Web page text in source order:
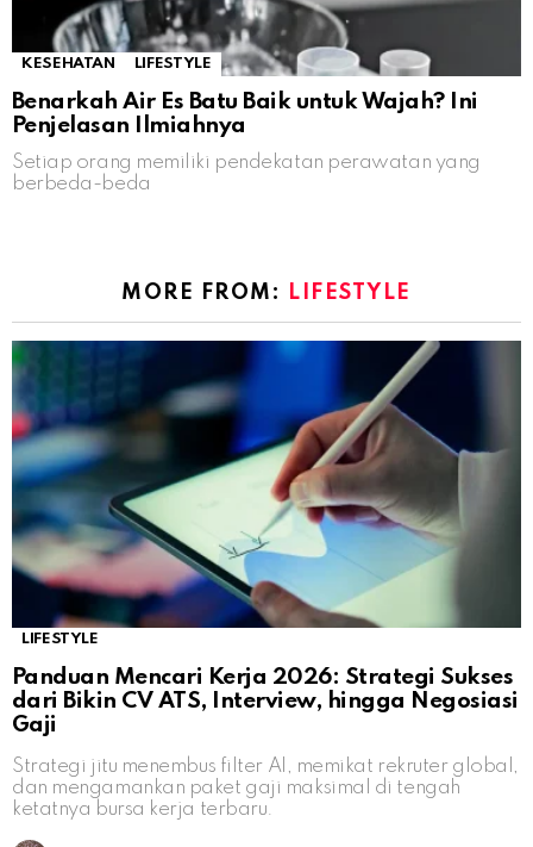
KESEHATAN LIFESTYLE
Benarkah Air Es Batu Baik untuk Wajah? Ini
Penjelasan Ilmiahnya
Setiap orang memiliki pendekatan perawatan yang
berbeda-beda
MORE FROM: LIFESTYLE
LIFESTYLE
Panduan Mencari Kerja 2026: Strategi Sukses
dari Bikin CV ATS, Interview, hingga Negosiasi
Gaji
Strategi jitu menembus filter AI, memikat rekruter global,
dan mengamankan paket gaji maksimal di tengah
ketatnya bursa kerja terbaru.